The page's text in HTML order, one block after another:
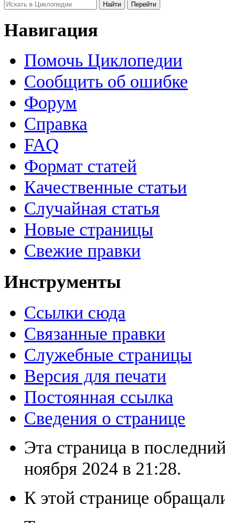
Навигация
Помочь Циклопедии
Сообщить об ошибке
Форум
Справка
FAQ
Формат статей
Качественные статьи
Случайная статья
Новые страницы
Свежие правки
Инструменты
Ссылки сюда
Связанные правки
Служебные страницы
Версия для печати
Постоянная ссылка
Сведения о странице
Эта страница в
ноября 2024 в 21:28.
К этой странице